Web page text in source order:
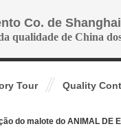
Co. de
qualidade de China
Tour Quality
do malote do ANIMAL DE